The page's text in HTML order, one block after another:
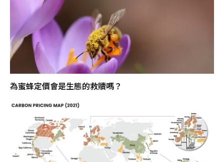
為蜜蜂定價會是生態的救贖嗎？